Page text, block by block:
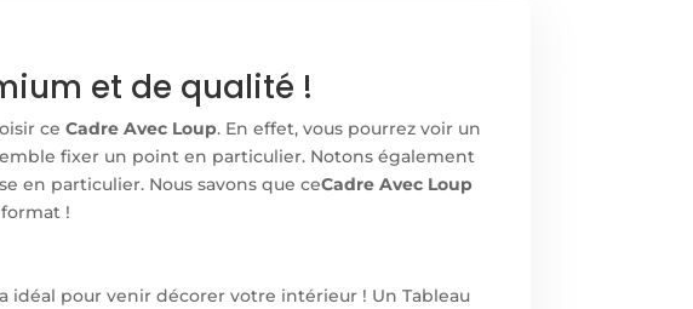
et de qualité !
ceCadre Avec Loup. En effet, vous pourrez voir un
fixer un point en particulier. Notons également
en particulier. Nous savons que ceCadre Avec Loup
!
idéal pour venir décorer votre intérieur ! Un Tableau